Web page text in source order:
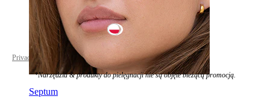
Septum
Poland
Privacy policy Cookie settings
*Narzędzia & produkty do pielęgnacji nie są objęte bieżącą promocją.